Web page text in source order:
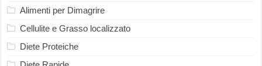
Alimenti per Dimagrire
Cellulite e Grasso localizzato
Diete Proteiche